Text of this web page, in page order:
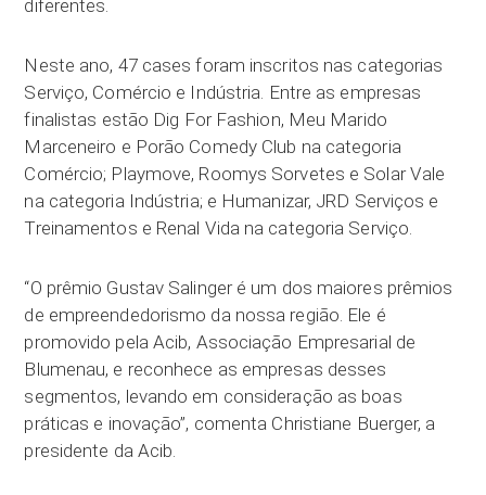
diferentes.
Neste ano, 47 cases foram inscritos nas categorias
Serviço, Comércio e Indústria. Entre as empresas
finalistas estão Dig For Fashion, Meu Marido
Marceneiro e Porão Comedy Club na categoria
Comércio; Playmove, Roomys Sorvetes e Solar Vale
na categoria Indústria; e Humanizar, JRD Serviços e
Treinamentos e Renal Vida na categoria Serviço.
“O prêmio Gustav Salinger é um dos maiores prêmios
de empreendedorismo da nossa região. Ele é
promovido pela Acib, Associação Empresarial de
Blumenau, e reconhece as empresas desses
segmentos, levando em consideração as boas
práticas e inovação”, comenta Christiane Buerger, a
presidente da Acib.